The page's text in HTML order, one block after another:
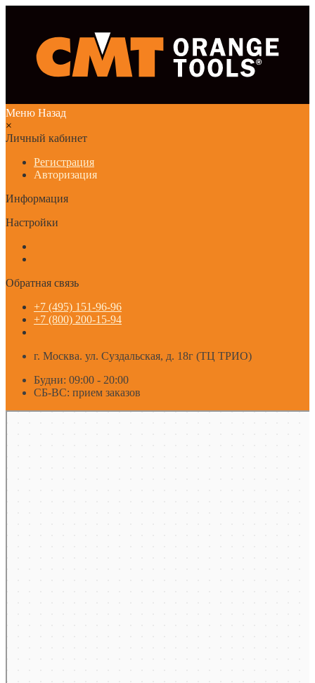
Меню Назад
×
Личный кабинет
Регистрация
Авторизация
Информация
Настройки
Обратная связь
+7 (495) 151-96-96
+7 (800) 200-15-94
г. Москва. ул. Суздальская, д. 18г (ТЦ ТРИО)
Будни: 09:00 - 20:00
СБ-ВС: прием заказов